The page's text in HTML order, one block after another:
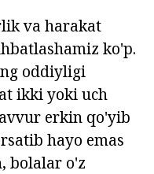
va harakat
ko'p.
oddiyligi
ikki yoki uch
erkin qo'yib
hayo emas
bolalar o'z